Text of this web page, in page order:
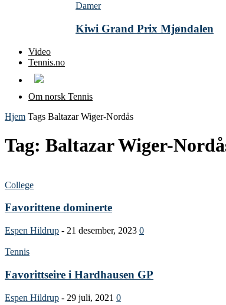
Damer
Kiwi Grand Prix Mjøndalen
Video
Tennis.no
Om norsk Tennis
Hjem Tags Baltazar Wiger-Nordås
Tag: Baltazar Wiger-
College
Favorittene dominerte
Espen Hildrup - 21 desember, 2023 0
Tennis
Favorittseire i Hardhausen GP
Espen Hildrup - 29 juli, 2021 0